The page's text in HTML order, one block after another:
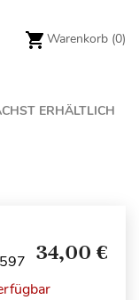
Warenkorb (0)
ERHÄLTLICH
34,00 €